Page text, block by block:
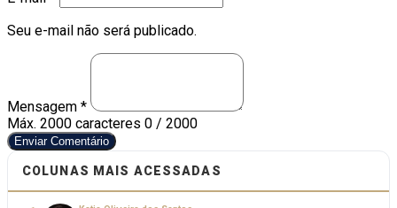
Seu e-mail não será publicado.
Mensagem *
Máx. 2000 caracteres 0 / 2000
Enviar Comentário
COLUNAS MAIS ACESSADAS